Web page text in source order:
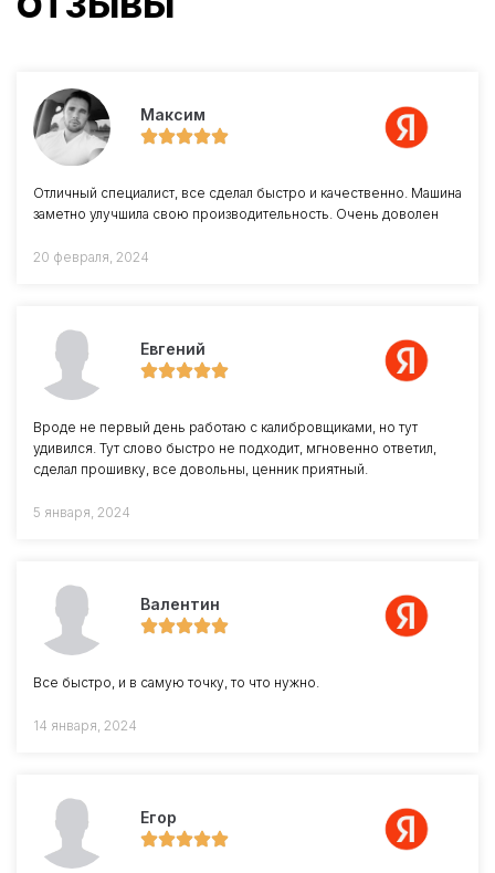
Максим
Отличный специалист, все сделал быстро и качественно. Машина
заметно улучшила свою производительность. Очень доволен
20 февраля, 2024
Евгений
Вроде не первый день работаю с калибровщиками, но тут
удивился. Тут слово быстро не подходит, мгновенно ответил,
сделал прошивку, все довольны, ценник приятный.
5 января, 2024
Валентин
Все быстро, и в самую точку, то что нужно.
14 января, 2024
Егор